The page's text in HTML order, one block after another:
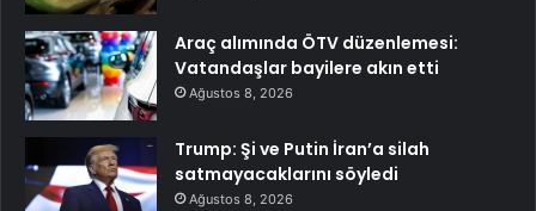
Araç alımında ÖTV düzenlemesi:
Vatandaşlar bayilere akın etti
Ağustos 8, 2026
Trump: Şi ve Putin İran’a silah
satmayacaklarını söyledi
Ağustos 8, 2026